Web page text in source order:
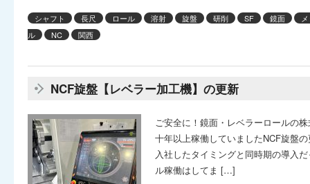
シャフト 長尺 ロール 溶射 旋盤 研削 SF 鏡面
ル
NC 関西
NCF旋盤【レベラー加工機】の更新
ご安全に！鏡面・レベラーロールの
十年以上稼働していましたNCF旋盤
入社したタイミングと同時期の導入
ル稼働はしてま […]